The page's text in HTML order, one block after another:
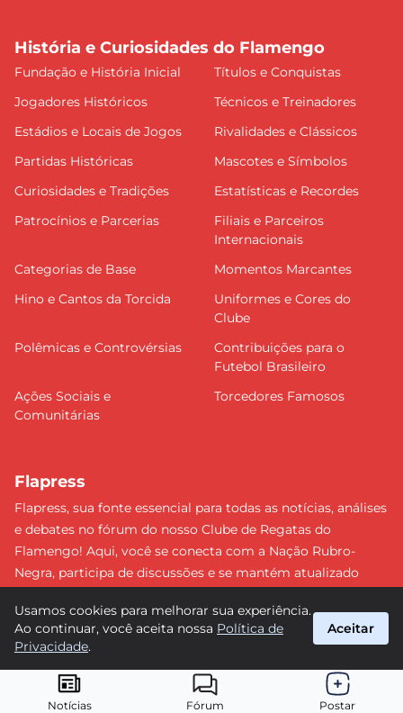
Notícias Fórum Postar
História e Curiosidades do Flamengo
Fundação e História Inicial
Títulos e Conquistas
Jogadores Históricos
Técnicos e Treinadores
Estádios e Locais de Jogos
Rivalidades e Clássicos
Partidas Históricas
Mascotes e Símbolos
Curiosidades e Tradições
Estatísticas e Recordes
Patrocínios e Parcerias
Filiais e Parceiros
Internacionais
Categorias de Base
Momentos Marcantes
Hino e Cantos da Torcida
Uniformes e Cores do
Clube
Polêmicas e Controvérsias
Contribuições para o
Futebol Brasileiro
Ações Sociais e
Comunitárias
Torcedores Famosos
Flapress
Flapress, sua fonte essencial para todas as notícias, análises
e debates no fórum do nosso Clube de Regatas do
Flamengo! Aqui, você se conecta com a Nação Rubro-
Negra, participa de discussões e se mantém atualizado
lance e esteja sempre à frente, junto da torcida mais
apaixonada do Brasil! #Flamengo #Flapress
© 2026 Flapress. Todos os direitos reservados.
Usamos cookies para melhorar sua experiência.
Ao continuar, você aceita nossa Política de
Privacidade.
Aceitar